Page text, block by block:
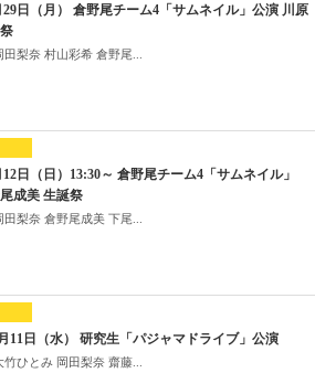
29日（月） 倉野尾チーム4「サムネイル」公演 川原
梨奈 村山彩希 倉野尾...
12日（日）13:30～ 倉野尾チーム4「サムネイル」
成美 生誕祭
梨奈 倉野尾成美 下尾...
11日（水） 研究生「パジャマドライブ」公演
ひとみ 岡田梨奈 齋藤...